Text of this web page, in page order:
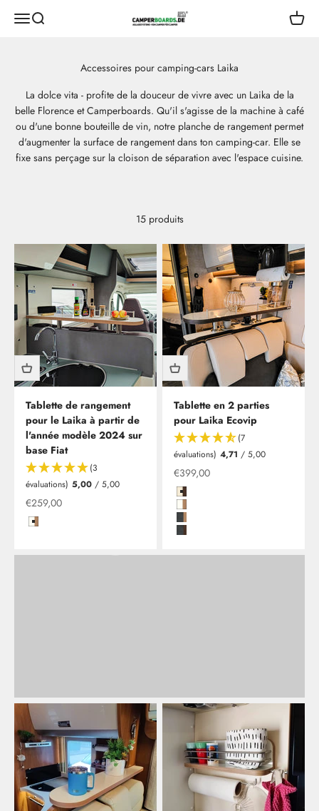
Ouvrir le menu de navigation
Ouvrir la recherche CamperBoards Ouvrir
La dolce vita - profite de la douceur de vivre avec un Laika de la
belle Florence et Camperboards. Qu'il s'agisse de la machine à café
ou d'une bonne bouteille de vin, notre planche de rangement permet
d'augmenter la surface de rangement dans ton camping-car. Elle se
fixe sans perçage sur la cloison de séparation avec l'espace cuisine.
15 produits
Tablette de rangement
pour le Laika à partir de
l'année modèle 2024 sur
base Fiat
(3
évaluations) 5,00 / 5,00
Offre à partir de
€259,00
Hochglanzweiß mit Kante in Kirsche/Havanna
Tablette en 2 parties
pour Laika Ecovip
(7
évaluations) 4,71 / 5,00
Offre à partir de
€399,00
Magnolie Hochglanz mit Kante
Hochglanzweiß mit Kante in
Kito Steel mit Kante in Kirsche/
Kito Steel mit Kante in Wenge
Clesana C1 - toilettes sans eau, installation comprise
En tant que nouveau partenaire de Clesana, nous vous
offrons dès maintenant la possibilité de faire installer vos
toilettes sans eau chez nous à Leverkusen.